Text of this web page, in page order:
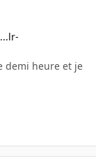
demi heure et je